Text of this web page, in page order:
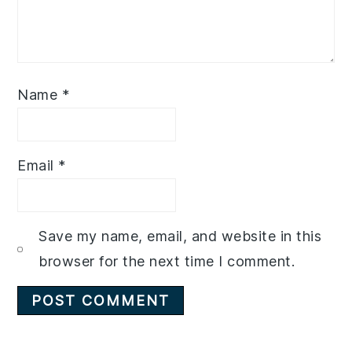
Name *
Email *
Save my name, email, and website in this
browser for the next time I comment.